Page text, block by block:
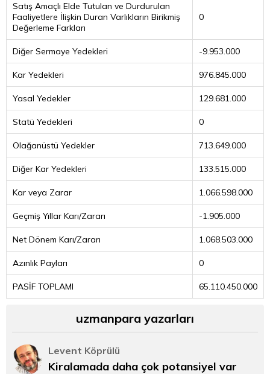
Satış Amaçlı Elde Tutulan ve Durdurulan
Faaliyetlere İlişkin Duran Varlıkların Birikmiş
Değerleme Farkları
0
Diğer Sermaye Yedekleri -9.953.000
Kar Yedekleri 976.845.000
Yasal Yedekler 129.681.000
Statü Yedekleri 0
Olağanüstü Yedekler 713.649.000
Diğer Kar Yedekleri 133.515.000
Kar veya Zarar 1.066.598.000
Geçmiş Yıllar Karı/Zararı -1.905.000
Net Dönem Karı/Zararı 1.068.503.000
Azınlık Payları 0
PASİF TOPLAMI 65.110.450.000
uzmanpara yazarları
Levent Köprülü
Kiralamada daha çok potansiyel var